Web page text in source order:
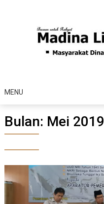
MENU
Bulan: Mei 2019